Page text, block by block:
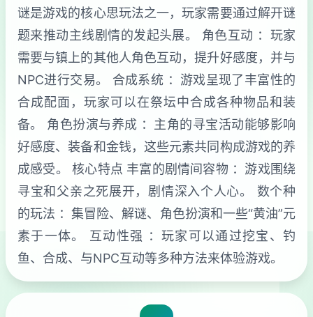
谜是游戏的核心思玩法之一，玩家需要通过解开谜
题来推动主线剧情的发起头展。 角色互动 ：玩家
需要与镇上的其他人角色互动，提升好感度，并与
NPC进行交易。 合成系统 ：游戏呈现了丰富性的
合成配面，玩家可以在祭坛中合成各种物品和装
备。 角色扮演与养成 ：主角的寻宝活动能够影响
好感度、装备和金钱，这些元素共同构成游戏的养
成感受。 核心特点 丰富的剧情间容物 ：游戏围绕
寻宝和父亲之死展开，剧情深入个人心。 数个种
的玩法 ：集冒险、解谜、角色扮演和一些“黄油”元
素于一体。 互动性强 ：玩家可以通过挖宝、钓
鱼、合成、与NPC互动等多种方法来体验游戏。